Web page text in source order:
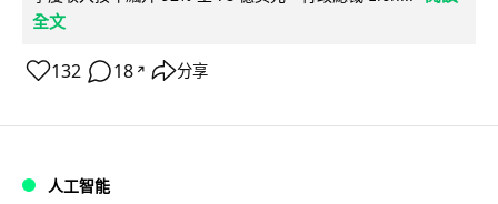
全文
132 18 ↗ 分享
人工智能